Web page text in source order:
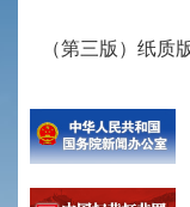
（第三版）纸质